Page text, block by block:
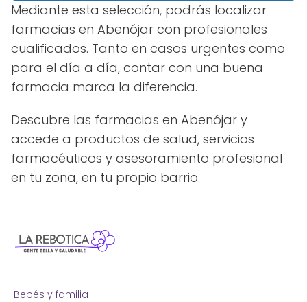
Mediante esta selección, podrás localizar
farmacias en Abenójar con profesionales
cualificados. Tanto en casos urgentes como
para el día a día, contar con una buena
farmacia marca la diferencia.
Descubre las farmacias en Abenójar y
accede a productos de salud, servicios
farmacéuticos y asesoramiento profesional
en tu zona, en tu propio barrio.
Bebés y familia